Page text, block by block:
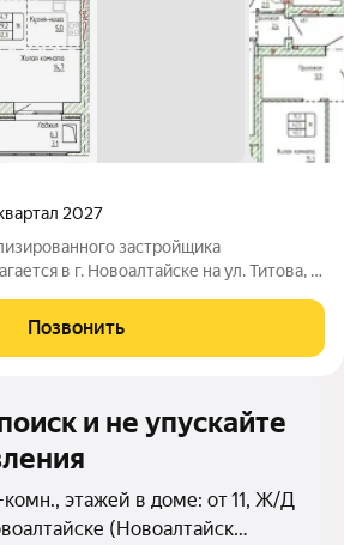
2027
застройщика
в г. Новоалтайске на ул. Титова, 6.
Позвонить
и не упускайте
комн., этажей в доме: от 11, Ж/Д
(Новоалтайск